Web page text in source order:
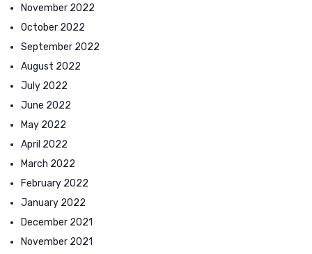
November 2022
October 2022
September 2022
August 2022
July 2022
June 2022
May 2022
April 2022
March 2022
February 2022
January 2022
December 2021
November 2021